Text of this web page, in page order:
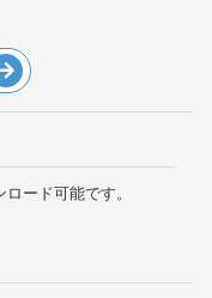
ード可能です。